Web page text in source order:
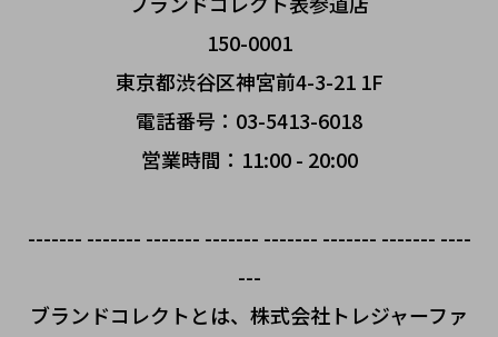
150-0001
東京都渋谷区神宮前4-3-21 1F
電話番号：03-5413-6018
営業時間：11:00 - 20:00
------- ------- ------- ------- ------- ------- ------- ----
---
ブランドコレクトとは、株式会社トレジャーファ